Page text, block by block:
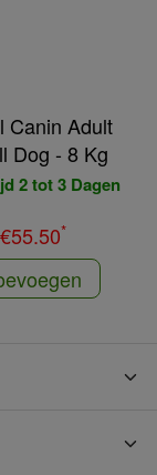
Canin Adult
Dog - 8 Kg
2 tot 3 Dagen
€55.50*